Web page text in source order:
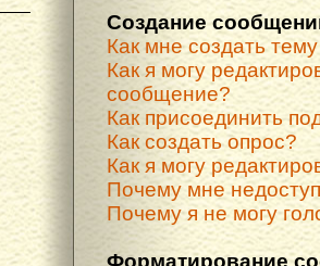
Создание
Как мне создать
Как я могу
сообщение?
Как присоединить
Как создать опрос?
Как я могу
Почему мне
Почему я не могу
Форматирование